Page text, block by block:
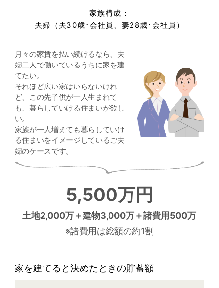
家族構成：
夫婦（夫30歳･会社員、妻28歳･会社員）
月々の家賃を払い続けるなら、夫
婦二人で働いているうちに家を建
てたい。
それほど広い家はいらないけれ
ど、この先子供が一人生まれて
も、 暮らしていける住まいが欲し
い。
家族が一人増えても暮らしていけ
る住まいをイメージしているご夫
婦のケースです。
5,500万円
土地2,000万＋建物3,000万＋諸費用500万
※諸費用は総額の約1割
家を建てると決めたときの貯蓄額